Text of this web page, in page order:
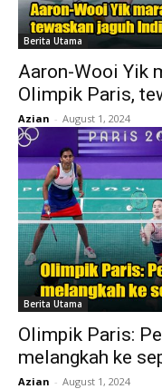
Berita Utama
Aaron-Wooi Yik
Olimpik Paris,
Azian - August 1, 2024
Berita Utama
Olimpik Paris:
melangkah ke
Azian - August 1, 2024